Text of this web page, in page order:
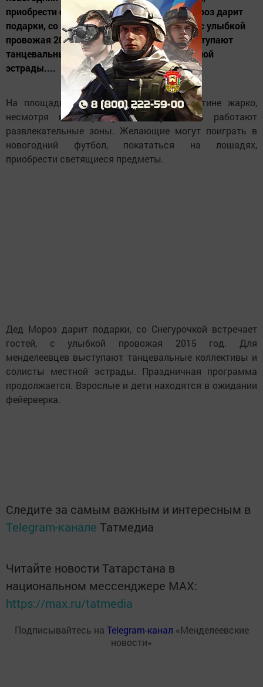
приобрести светящиеся предметы. Дед Мороз дарит
подарки, со Снегурочкой встречает гостей, с улыбкой
провожая 2015 год. Для менделеевцев выступают
танцевальные коллективы и солисты местной
эстрады....
На площади у ДК имени Гассара поистине жарко,
несмотря на морозную погоду. Здесь работают
развлекательные зоны. Желающие могут поиграть в
новогодний футбол, покататься на лошадях,
приобрести светящиеся предметы.
Дед Мороз дарит подарки, со Снегурочкой встречает
гостей, с улыбкой провожая 2015 год. Для
менделеевцев выступают танцевальные коллективы и
солисты местной эстрады. Праздничная программа
продолжается. Взрослые и дети находятся в ожидании
фейерверка.
Следите за самым важным и интересным в
Telegram-канале Татмедиа
Читайте новости Татарстана в
национальном мессенджере MАХ:
https://max.ru/tatmedia
Подписывайтесь на Telegram-канал «Менделеевские
новости»